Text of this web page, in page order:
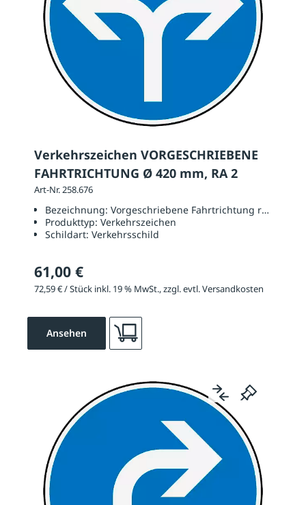
Verkehrszeichen VORGESCHRIEBENE
FAHRTRICHTUNG Ø 420 mm, RA 2
Art-Nr. 258.676
Bezeichnung: Vorgeschriebene Fahrtrichtung rechts
Produkttyp: Verkehrszeichen
Schildart: Verkehrsschild
61,00 €
72,59 € / Stück inkl. 19 % MwSt., zzgl. evtl. Versandkosten
Ansehen